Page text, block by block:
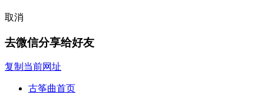
取消
去微信分享给好友
复制当前网址
古筝曲首页